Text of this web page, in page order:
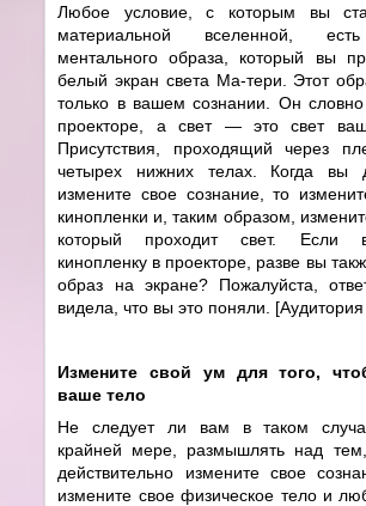
Любое условие, с которым вы
материальной вселенной,
ментального образа, который вы
белый экран света Ма-тери. Этот
только в вашем сознании. Он
проекторе, а свет — это свет
Присутствия, проходящий через
четырех нижних телах. Когда вы
измените свое сознание, то
кинопленки и, таким образом,
который проходит свет. Если
кинопленку в проекторе, разве вы
образ на экране? Пожалуйста,
видела, что вы это поняли.
Измените свой ум для того,
ваше тело
Не следует ли вам в таком
крайней мере, размышлять над
действительно измените свое
измените свое физическое тело и